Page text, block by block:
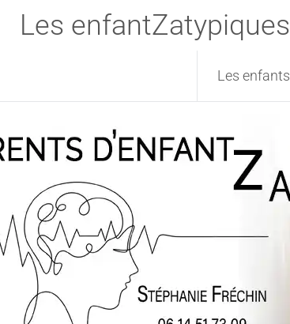
Les enfantZatypiques
Les enfants